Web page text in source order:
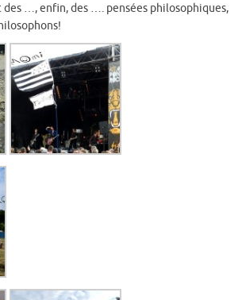
des …, enfin, des …. pensées philosophiques,